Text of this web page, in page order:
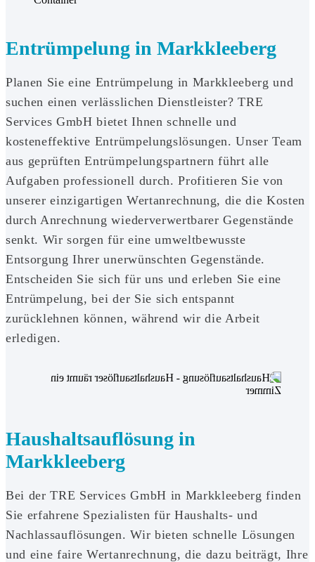
Entrümpelung in Markkleeberg
Planen Sie eine Entrümpelung in Markkleeberg und
suchen einen verlässlichen Dienstleister? TRE
Services GmbH bietet Ihnen schnelle und
kosteneffektive Entrümpelungslösungen. Unser Team
aus geprüften Entrümpelungspartnern führt alle
Aufgaben professionell durch. Profitieren Sie von
unserer einzigartigen Wertanrechnung, die die Kosten
durch Anrechnung wiederverwertbarer Gegenstände
senkt. Wir sorgen für eine umweltbewusste
Entsorgung Ihrer unerwünschten Gegenstände.
Entscheiden Sie sich für uns und erleben Sie eine
Entrümpelung, bei der Sie sich entspannt
zurücklehnen können, während wir die Arbeit
erledigen.
Haushaltsauflösung in
Markkleeberg
Bei der TRE Services GmbH in Markkleeberg finden
Sie erfahrene Spezialisten für Haushalts- und
Nachlassauflösungen. Wir bieten schnelle Lösungen
und eine faire Wertanrechnung, die dazu beiträgt, Ihre